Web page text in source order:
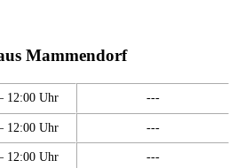
Mammendorf
12:00 Uhr ---
12:00 Uhr ---
12:00 Uhr ---